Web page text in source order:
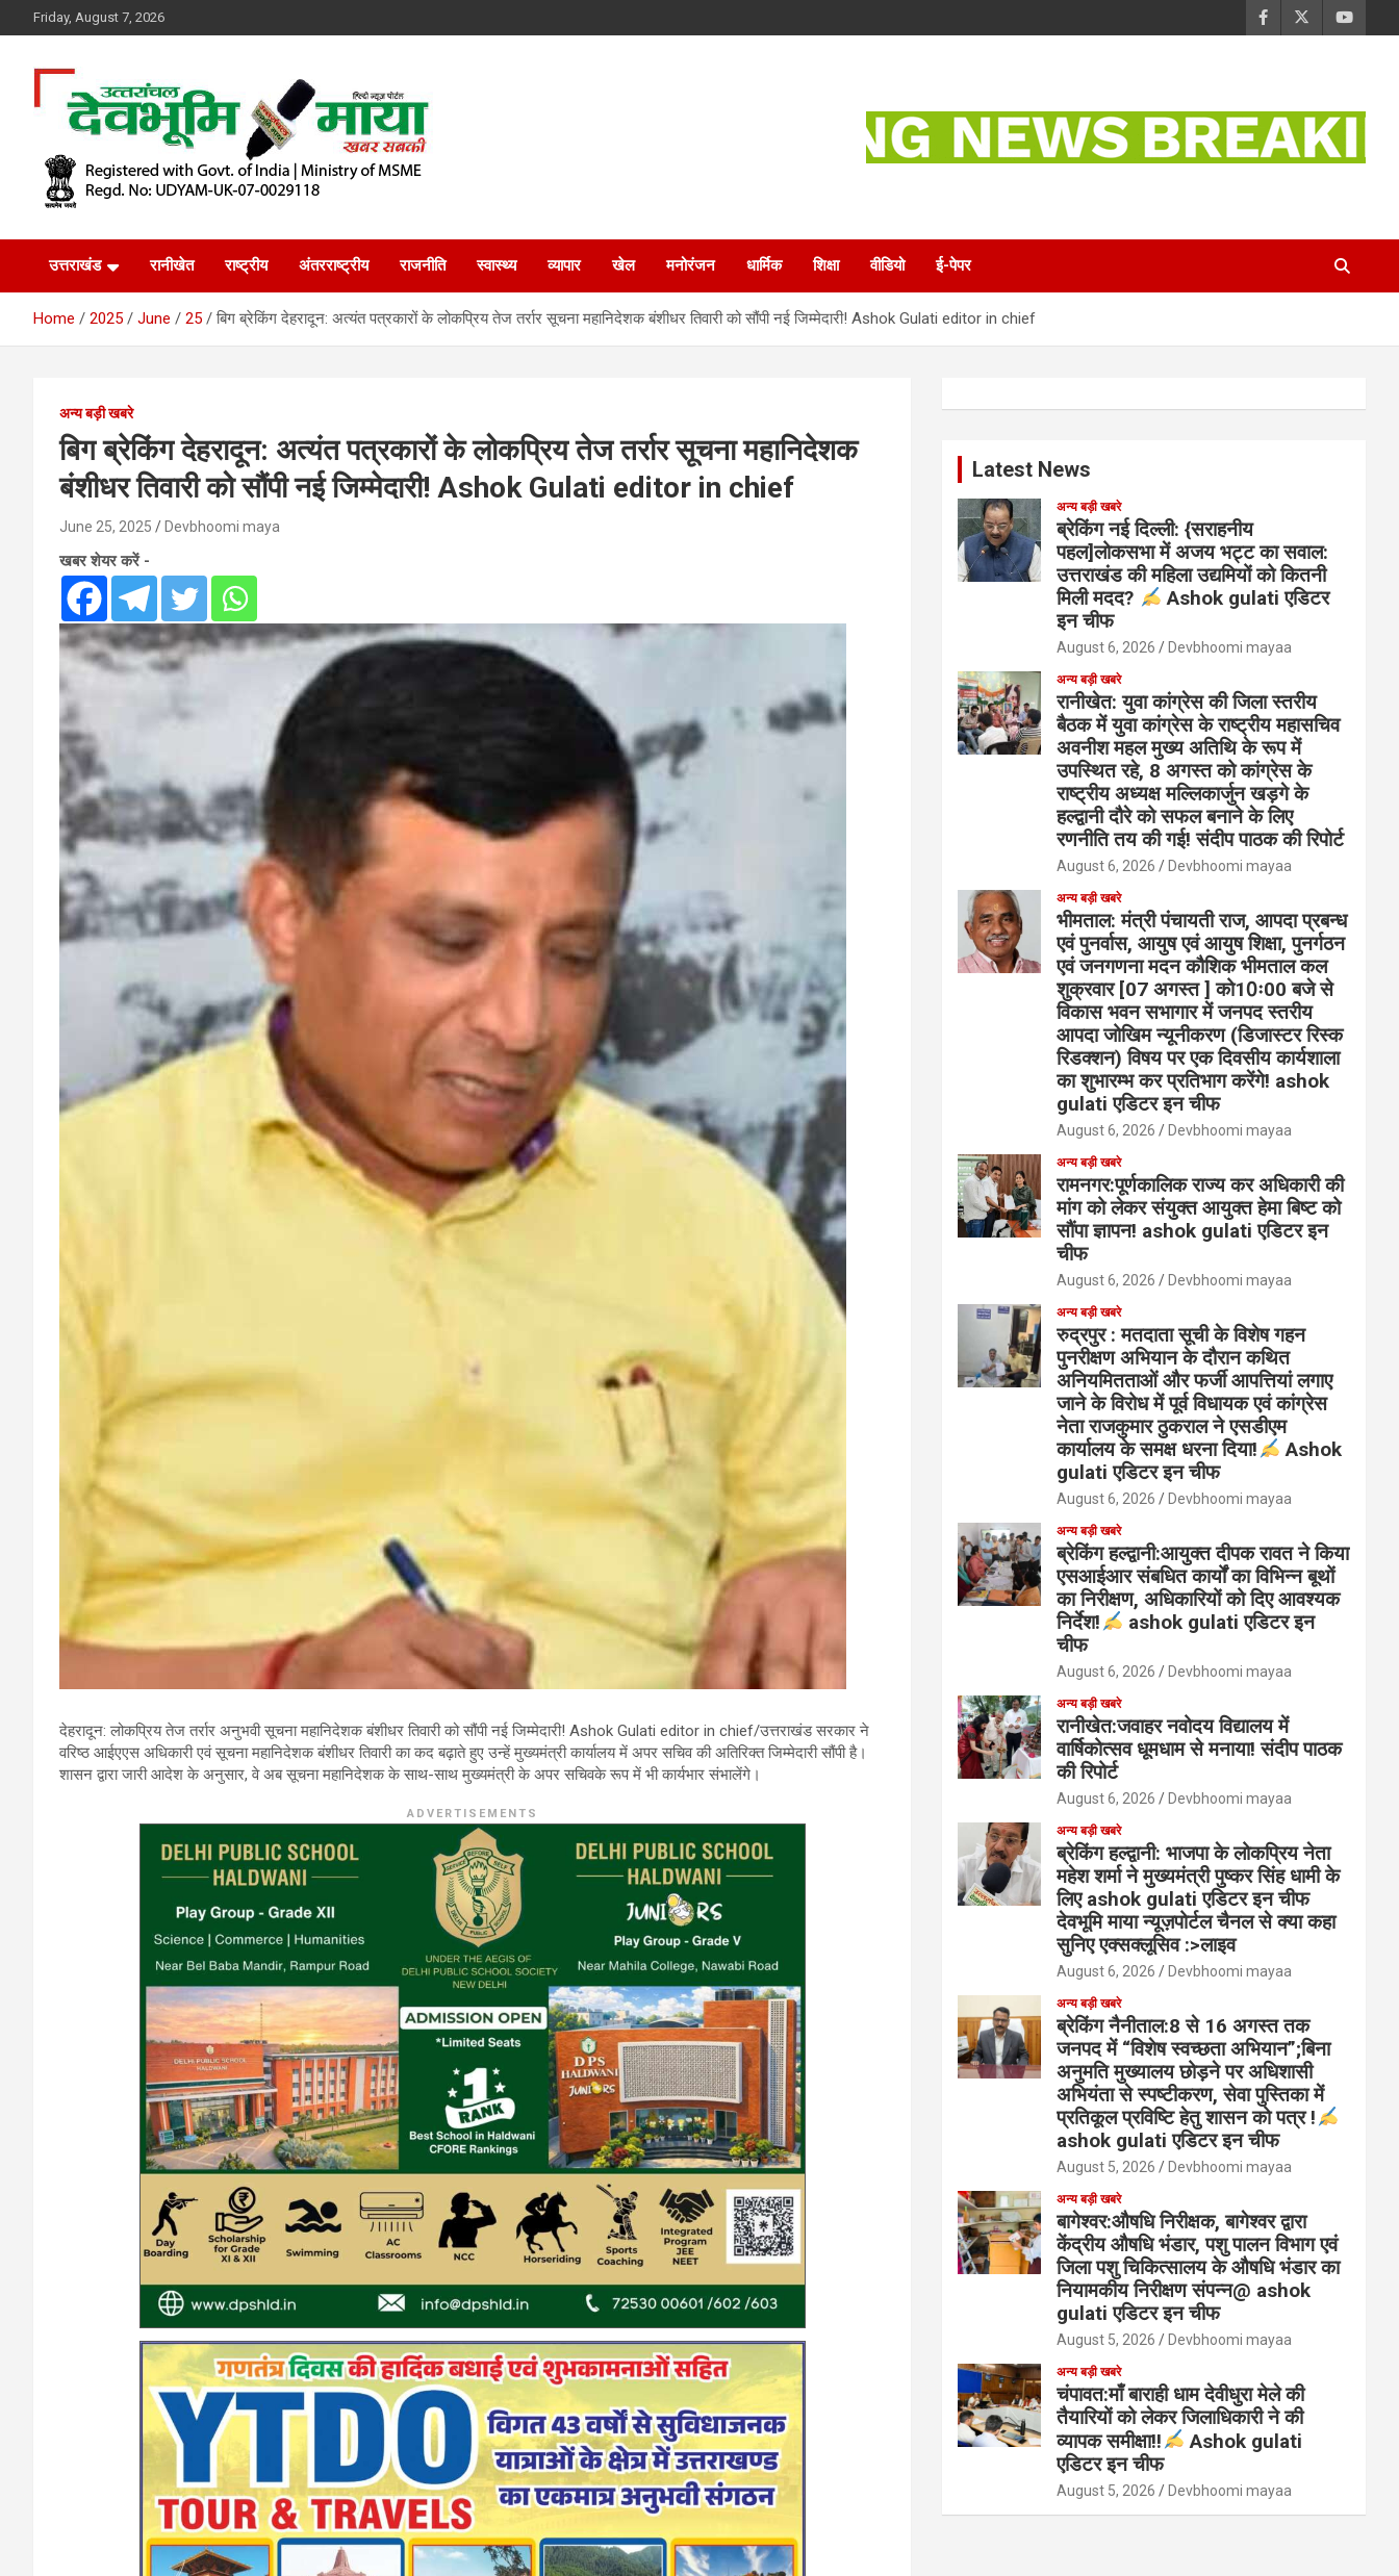
to
Friday, August 7, 2026
Dev Bhoomi Maya
उत्तराखंड रानीखेत राष्ट्रीय अंतरराष्ट्रीय राजनीति स्वास्थ्य व्यापार खेल मनोरंजन धार्मिक शिक्षा वीडियो ई-पेपर
Home 2025 June 25 बिग ब्रेकिंग देहरादून: अत्यंत पत्रकारों के लोकप्रिय तेज तर्रार सूचना महानिदेशक बंशीधर तिवारी को सौंपी नई जिम्मेदारी! Ashok Gulati editor in chief
अन्य बड़ी खबरे
बिग ब्रेकिंग देहरादून: अत्यंत पत्रकारों के लोकप्रिय तेज तर्रार सूचना महानिदेशक
बंशीधर तिवारी को सौंपी नई जिम्मेदारी! Ashok Gulati editor in chief
June 25, 2025 Devbhoomi maya
खबर शेयर करें -
देहरादून: लोकप्रिय तेज तर्रार अनुभवी सूचना महानिदेशक बंशीधर तिवारी को सौंपी नई जिम्मेदारी! Ashok Gulati editor in chief/उत्तराखंड सरकार ने
वरिष्ठ आईएएस अधिकारी एवं सूचना महानिदेशक बंशीधर तिवारी का कद बढ़ाते हुए उन्हें मुख्यमंत्री कार्यालय में अपर सचिव की अतिरिक्त जिम्मेदारी सौंपी है।
शासन द्वारा जारी आदेश के अनुसार, वे अब सूचना महानिदेशक के साथ-साथ मुख्यमंत्री के अपर सचिवके रूप में भी कार्यभार संभालेंगे।
ADVERTISEMENTS
Latest News
अन्य बड़ी खबरे
ब्रेकिंग नई दिल्ली: {सराहनीय
पहल]लोकसभा में अजय भट्ट का सवाल:
उत्तराखंड की महिला उद्यमियों को कितनी
मिली मदद?
Ashok gulati एडिटर
इन चीफ
August 6, 2026 Devbhoomi mayaa
अन्य बड़ी खबरे
रानीखेत: युवा कांग्रेस की जिला स्तरीय
बैठक में युवा कांग्रेस के राष्ट्रीय महासचिव
अवनीश महल मुख्य अतिथि के रूप में
उपस्थित रहे, 8 अगस्त को कांग्रेस के
राष्ट्रीय अध्यक्ष मल्लिकार्जुन खड़गे के
हल्द्वानी दौरे को सफल बनाने के लिए
रणनीति तय की गई! संदीप पाठक की रिपोर्ट
August 6, 2026 Devbhoomi mayaa
अन्य बड़ी खबरे
भीमताल: मंत्री पंचायती राज, आपदा प्रबन्ध
एवं पुनर्वास, आयुष एवं आयुष शिक्षा, पुनर्गठन
एवं जनगणना मदन कौशिक भीमताल कल
शुक्रवार [07 अगस्त ] को10ः00 बजे से
विकास भवन सभागार में जनपद स्तरीय
आपदा जोखिम न्यूनीकरण (डिजास्टर रिस्क
रिडक्शन) विषय पर एक दिवसीय कार्यशाला
का शुभारम्भ कर प्रतिभाग करेंगे! ashok
gulati एडिटर इन चीफ
August 6, 2026 Devbhoomi mayaa
अन्य बड़ी खबरे
रामनगर:पूर्णकालिक राज्य कर अधिकारी की
मांग को लेकर संयुक्त आयुक्त हेमा बिष्ट को
सौंपा ज्ञापन! ashok gulati एडिटर इन
चीफ
August 6, 2026 Devbhoomi mayaa
अन्य बड़ी खबरे
रुद्रपुर : मतदाता सूची के विशेष गहन
पुनरीक्षण अभियान के दौरान कथित
अनियमितताओं और फर्जी आपत्तियां लगाए
जाने के विरोध में पूर्व विधायक एवं कांग्रेस
नेता राजकुमार ठुकराल ने एसडीएम
कार्यालय के समक्ष धरना दिया!
Ashok
gulati एडिटर इन चीफ
August 6, 2026 Devbhoomi mayaa
अन्य बड़ी खबरे
ब्रेकिंग हल्द्वानी:आयुक्त दीपक रावत ने किया
एसआईआर संबधित कार्यों का विभिन्न बूथों
का निरीक्षण, अधिकारियों को दिए आवश्यक
निर्देश!
ashok gulati एडिटर इन
चीफ
August 6, 2026 Devbhoomi mayaa
अन्य बड़ी खबरे
रानीखेत:जवाहर नवोदय विद्यालय में
वार्षिकोत्सव धूमधाम से मनाया! संदीप पाठक
की रिपोर्ट
August 6, 2026 Devbhoomi mayaa
अन्य बड़ी खबरे
ब्रेकिंग हल्द्वानी: भाजपा के लोकप्रिय नेता
महेश शर्मा ने मुख्यमंत्री पुष्कर सिंह धामी के
लिए ashok gulati एडिटर इन चीफ
देवभूमि माया न्यूज़पोर्टल चैनल से क्या कहा
सुनिए एक्सक्लूसिव :>लाइव
August 6, 2026 Devbhoomi mayaa
अन्य बड़ी खबरे
ब्रेकिंग नैनीताल:8 से 16 अगस्त तक
जनपद में “विशेष स्वच्छता अभियान”;बिना
अनुमति मुख्यालय छोड़ने पर अधिशासी
अभियंता से स्पष्टीकरण, सेवा पुस्तिका में
प्रतिकूल प्रविष्टि हेतु शासन को पत्र !
ashok gulati एडिटर इन चीफ
August 5, 2026 Devbhoomi mayaa
अन्य बड़ी खबरे
बागेश्वर:औषधि निरीक्षक, बागेश्वर द्वारा
केंद्रीय औषधि भंडार, पशु पालन विभाग एवं
जिला पशु चिकित्सालय के औषधि भंडार का
नियामकीय निरीक्षण संपन्न@ ashok
gulati एडिटर इन चीफ
August 5, 2026 Devbhoomi mayaa
अन्य बड़ी खबरे
चंपावत:माँ बाराही धाम देवीधुरा मेले की
तैयारियों को लेकर जिलाधिकारी ने की
व्यापक समीक्षा!!
Ashok gulati
एडिटर इन चीफ
August 5, 2026 Devbhoomi mayaa